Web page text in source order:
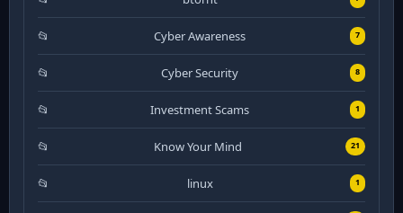
Cyber Awareness 7
Cyber Security 8
Investment Scams 1
Know Your Mind 21
linux 1